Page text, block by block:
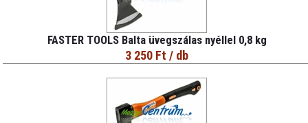
FASTER TOOLS Balta üvegszálas nyéllel 0,8 kg
3 250 Ft / db